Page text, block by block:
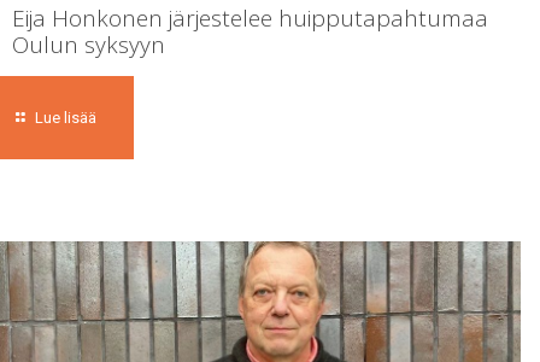
Eija Honkonen järjestelee huipputapahtumaa
Oulun syksyyn
Lue lisää